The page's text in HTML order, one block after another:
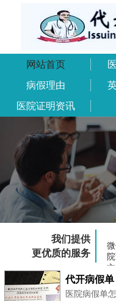
网站首页
病假理由
医院证明资讯
我们提供
更优质的服务
代开病假单
医院病假单